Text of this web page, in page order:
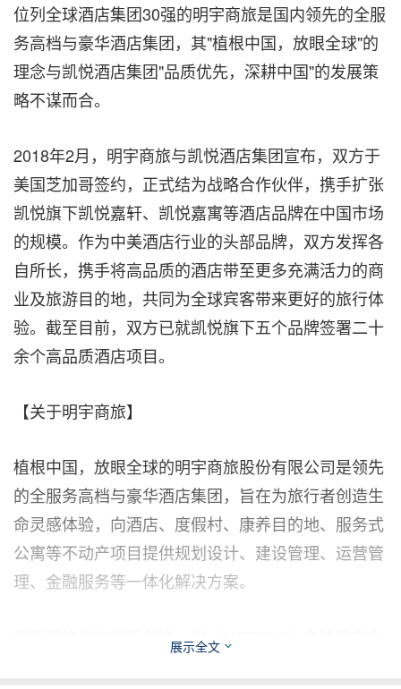
位列全球酒店集团30强的明宇商旅是国内领先的全服
务高档与豪华酒店集团，其"植根中国，放眼全球"的
理念与凯悦酒店集团"品质优先，深耕中国"的发展策
略不谋而合。
2018年2月，明宇商旅与凯悦酒店集团宣布，双方于
美国芝加哥签约，正式结为战略合作伙伴，携手扩张
凯悦旗下凯悦嘉轩、凯悦嘉寓等酒店品牌在中国市场
的规模。作为中美酒店行业的头部品牌，双方发挥各
自所长，携手将高品质的酒店带至更多充满活力的商
业及旅游目的地，共同为全球宾客带来更好的旅行体
验。截至目前，双方已就凯悦旗下五个品牌签署二十
余个高品质酒店项目。
【关于明宇商旅】
植根中国，放眼全球的明宇商旅股份有限公司是领先
的全服务高档与豪华酒店集团，旨在为旅行者创造生
命灵感体验，向酒店、度假村、康养目的地、服务式
公寓等不动产项目提供规划设计、建设管理、运营管
理、金融服务等一体化解决方案。
明宇商旅是中国西部唯一的《HOTELS》全球酒店企
展示全文